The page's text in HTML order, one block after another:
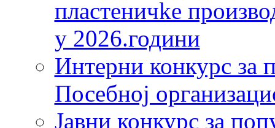
пластеничkе
у 2026.години
Интерни конкурс за
Посебној
Јавни конкурс за